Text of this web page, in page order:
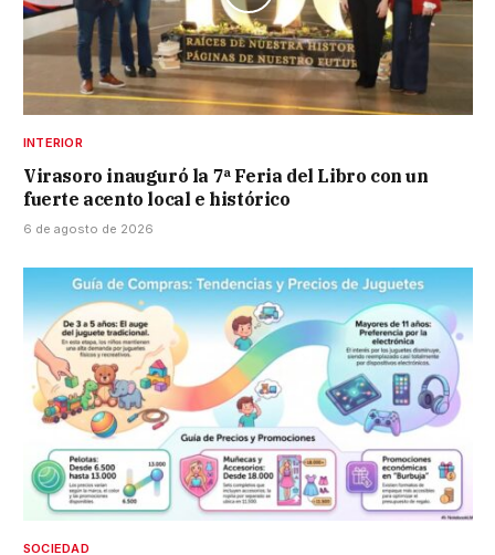
INTERIOR
Virasoro inauguró la 7ª Feria del Libro con un
fuerte acento local e histórico
6 de agosto de 2026
SOCIEDAD